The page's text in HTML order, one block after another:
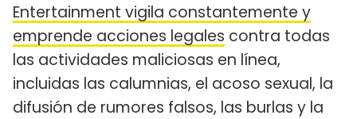
Entertainment vigila constantemente y
emprende acciones legales contra todas
las actividades maliciosas en línea,
incluidas las calumnias, el acoso sexual, la
difusión de rumores falsos, las burlas y la